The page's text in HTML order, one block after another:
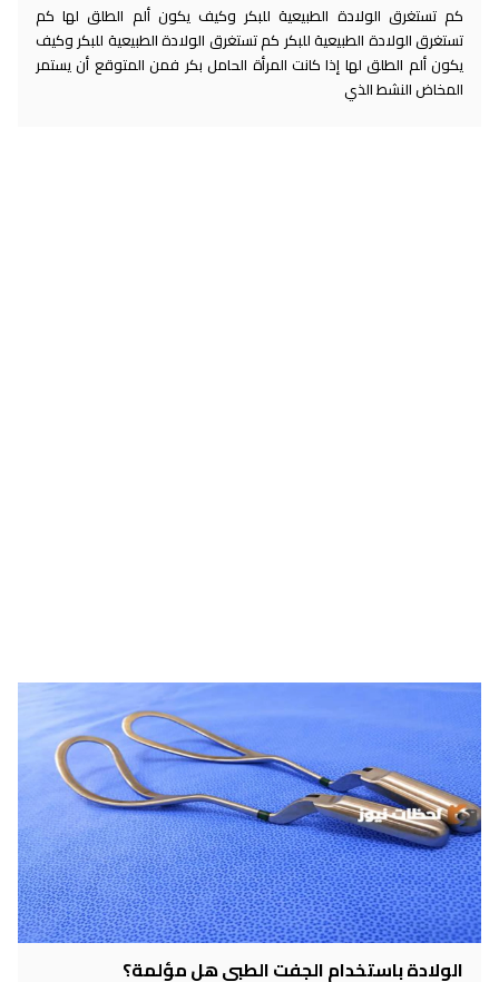
كم تستغرق الولادة الطبيعية للبكر وكيف يكون ألم الطلق لها كم
تستغرق الولادة الطبيعية للبكر كم تستغرق الولادة الطبيعية للبكر وكيف
يكون ألم الطلق لها إذا كانت المرأة الحامل بكر فمن المتوقع أن يستمر
المخاض النشط الذي
الولادة باستخدام الجفت الطبي هل مؤلمة؟